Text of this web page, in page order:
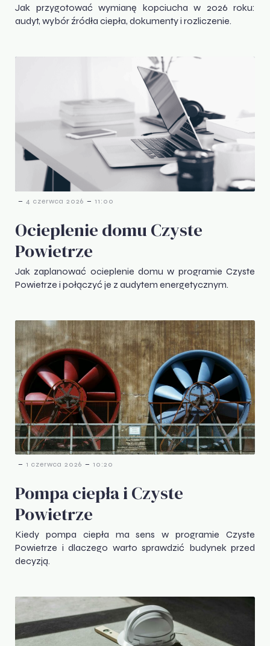
Jak przygotować wymianę kopciucha w 2026 roku:
audyt, wybór źródła ciepła, dokumenty i rozliczenie.
- 4 czerwca 2026 - 11:00
Ocieplenie domu Czyste
Powietrze
Jak zaplanować ocieplenie domu w programie Czyste
Powietrze i połączyć je z audytem energetycznym.
- 1 czerwca 2026 - 10:20
Pompa ciepła i Czyste
Powietrze
Kiedy pompa ciepła ma sens w programie Czyste
Powietrze i dlaczego warto sprawdzić budynek przed
decyzją.